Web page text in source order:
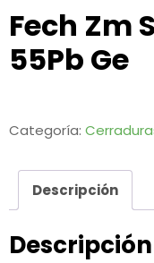
Fech Zm
55Pb Ge
Categoría:
Descripción
Descripción